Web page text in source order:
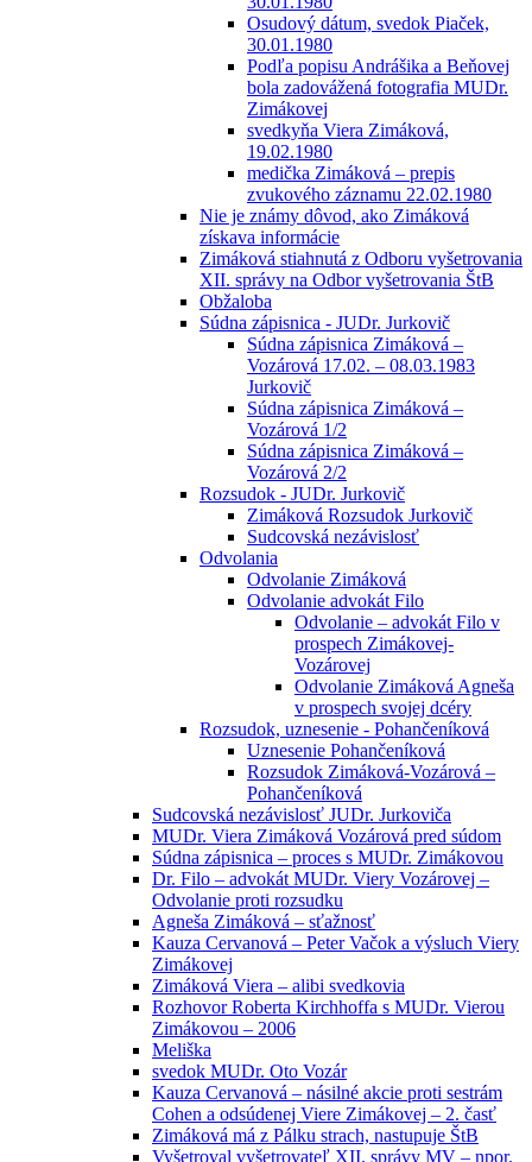
Osudový dátum, svedok Piaček,
30.01.1980
Podľa popisu Andrášika a Beňovej
bola zadovážená fotografia MUDr.
Zimákovej
svedkyňa Viera Zimáková,
19.02.1980
medička Zimáková – prepis
zvukového záznamu 22.02.1980
Nie je známy dôvod, ako Zimáková
získava informácie
Zimáková stiahnutá z Odboru vyšetrovania
XII. správy na Odbor vyšetrovania ŠtB
Obžaloba
Súdna zápisnica - JUDr. Jurkovič
Súdna zápisnica Zimáková –
Vozárová 17.02. – 08.03.1983
Jurkovič
Súdna zápisnica Zimáková –
Vozárová 1/2
Súdna zápisnica Zimáková –
Vozárová 2/2
Rozsudok - JUDr. Jurkovič
Zimáková Rozsudok Jurkovič
Sudcovská nezávislosť
Odvolania
Odvolanie Zimáková
Odvolanie advokát Filo
Odvolanie – advokát Filo v
prospech Zimákovej-
Vozárovej
Odvolanie Zimáková Agneša
v prospech svojej dcéry
Rozsudok, uznesenie - Pohančeníková
Uznesenie Pohančeníková
Rozsudok Zimáková-Vozárová –
Pohančeníková
Sudcovská nezávislosť JUDr. Jurkoviča
MUDr. Viera Zimáková Vozárová pred súdom
Súdna zápisnica – proces s MUDr. Zimákovou
Dr. Filo – advokát MUDr. Viery Vozárovej –
Odvolanie proti rozsudku
Agneša Zimáková – sťažnosť
Kauza Cervanová – Peter Vačok a výsluch Viery
Zimákovej
Zimáková Viera – alibi svedkovia
Rozhovor Roberta Kirchhoffa s MUDr. Vierou
Zimákovou – 2006
Meliška
svedok MUDr. Oto Vozár
Kauza Cervanová – násilné akcie proti sestrám
Cohen a odsúdenej Viere Zimákovej – 2. časť
Zimáková má z Pálku strach, nastupuje ŠtB
Vyšetroval vyšetrovateľ XII. správy MV – npor.